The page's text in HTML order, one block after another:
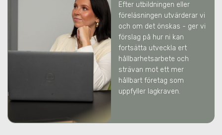
Efter utbildningen eller
föreläsningen utvärderar vi
och om det önskas - ger vi
förslag på hur ni kan
fortsätta utveckla ert
hållbarhetsarbete och
strävan mot ett mer
hållbart företag som
uppfyller lagkraven.